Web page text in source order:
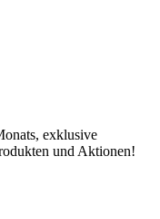
exklusive
und Aktionen!